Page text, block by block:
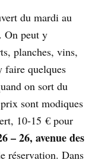
du mardi au
On peut y
planches, vins,
faire quelques
on sort du
sont modiques
10-15 € pour
– 26, avenue des
réservation. Dans